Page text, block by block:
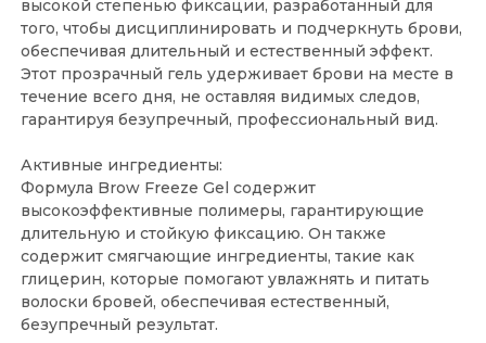
высокой степенью фиксации, разработанный для
того, чтобы дисциплинировать и подчеркнуть брови,
обеспечивая длительный и естественный эффект.
Этот прозрачный гель удерживает брови на месте в
течение всего дня, не оставляя видимых следов,
гарантируя безупречный, профессиональный вид.
Активные ингредиенты:
Формула Brow Freeze Gel содержит
высокоэффективные полимеры, гарантирующие
длительную и стойкую фиксацию. Он также
содержит смягчающие ингредиенты, такие как
глицерин, которые помогают увлажнять и питать
волоски бровей, обеспечивая естественный,
безупречный результат.